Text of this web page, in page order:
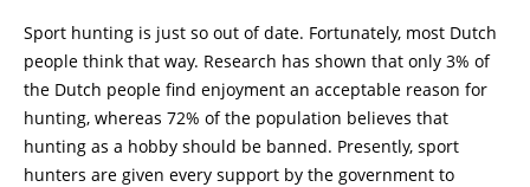
Sport hunting is just so out of date. Fortunately, most Dutch
people think that way. Research has shown that only 3% of
the Dutch people find enjoyment an acceptable reason for
hunting, whereas 72% of the population believes that
hunting as a hobby should be banned. Presently, sport
hunters are given every support by the government to